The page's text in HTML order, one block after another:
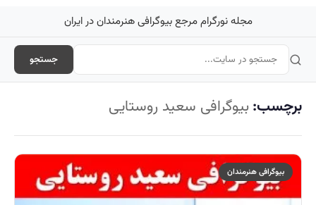
مجله نورگرام مرجع بیوگرافی هنرمندان در ایران
جستجو
برچسب: بیوگرافی سعید روستایی
بیوگرافی هنرمندان